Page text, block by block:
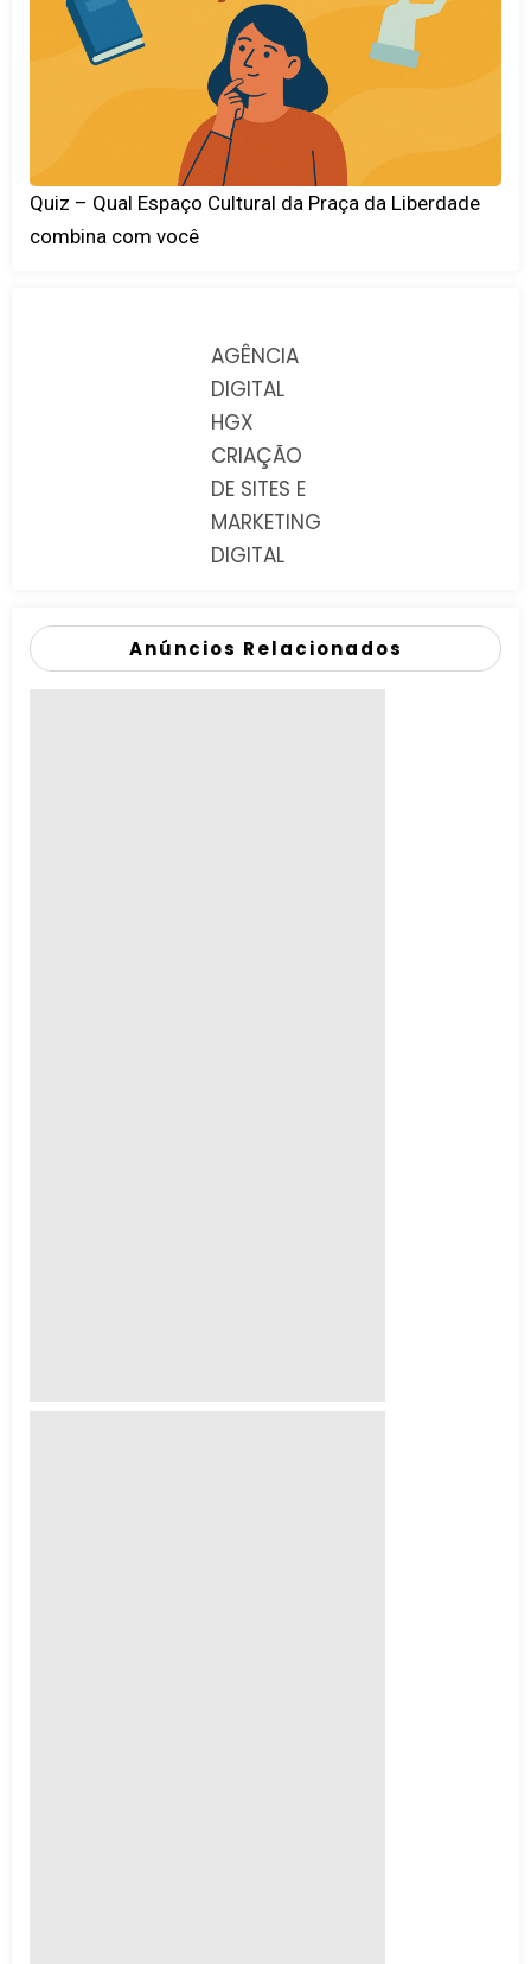
Quiz – Qual Espaço Cultural da Praça da Liberdade
combina com você
AGÊNCIA
DIGITAL
HGX
CRIAÇÃO
DE SITES E
MARKETING
DIGITAL
Anúncios Relacionados